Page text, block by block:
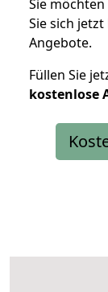
Sie möchten
Sie sich
Angebote.
Füllen Sie
kostenlose